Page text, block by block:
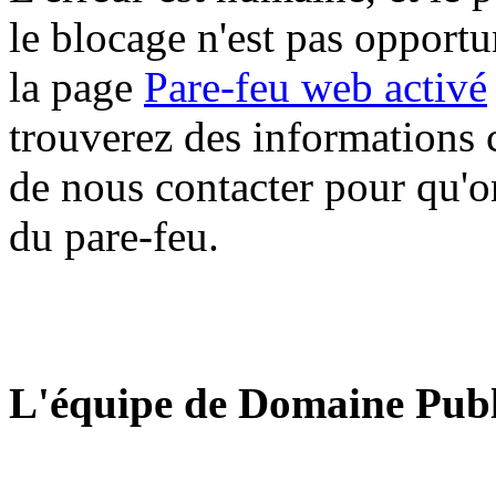
le blocage n'est pas
la page Pare-feu web activé
trouverez des informations
de nous contacter pour
du pare-feu.
L'équipe de Domaine